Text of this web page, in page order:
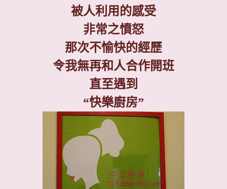
被人利用的感受
非常之憤怒
那次不愉快的經歷
令我無再和人合作開班
直至遇到
“快樂廚房”